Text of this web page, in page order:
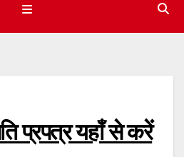
प्रपत्र यहाँ से करें